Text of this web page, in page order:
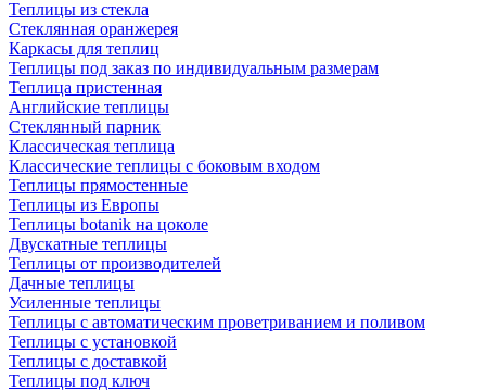
Теплицы из стекла
Стеклянная оранжерея
Каркасы для теплиц
Теплицы под заказ по индивидуальным размерам
Теплица пристенная
Английские теплицы
Стеклянный парник
Классическая теплица
Классические теплицы с боковым входом
Теплицы прямостенные
Теплицы из Европы
Теплицы botanik на цоколе
Двускатные теплицы
Теплицы от производителей
Дачные теплицы
Усиленные теплицы
Теплицы с автоматическим проветриванием и поливом
Теплицы с установкой
Теплицы с доставкой
Теплицы под ключ